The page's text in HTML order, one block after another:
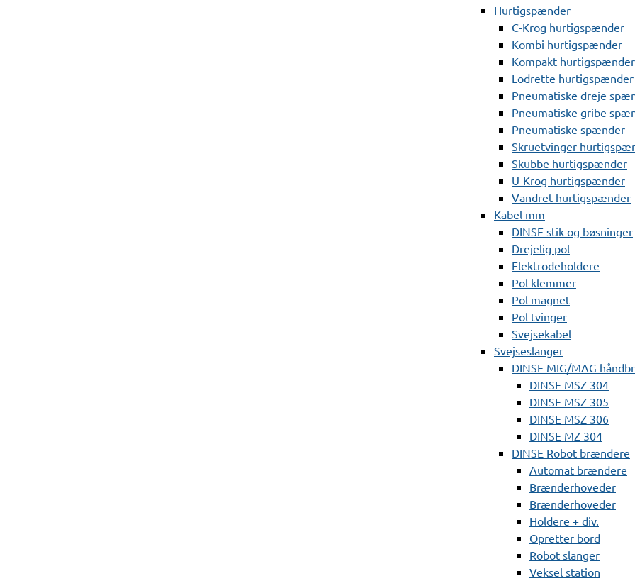
Hurtigspænder
C-Krog hurtigspænder
Kombi hurtigspænder
Kompakt hurtigspænder
Lodrette hurtigspænder
Pneumatiske dreje
Pneumatiske gribe
Pneumatiske spænder
Skruetvinger
Skubbe hurtigspænder
U-Krog hurtigspænder
Vandret hurtigspænder
Kabel mm
DINSE stik og bøsninger
Drejelig pol
Elektrodeholdere
Pol klemmer
Pol magnet
Pol tvinger
Svejsekabel
Svejseslanger
DINSE MIG/MAG
DINSE MSZ 304
DINSE MSZ 305
DINSE MSZ 306
DINSE MZ 304
DINSE Robot brændere
Automat brændere
Brænderhoveder
Brænderhoveder
Holdere + div.
Opretter bord
Robot slanger
Veksel station